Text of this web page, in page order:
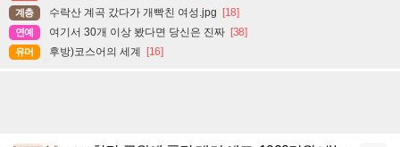
계층 수락산 계곡 갔다가 개빡친 여성.jpg [18]
연예 여기서 30개 이상 봤다면 당신은 진짜 [38]
유머 후방)코스어의 세계 [16]